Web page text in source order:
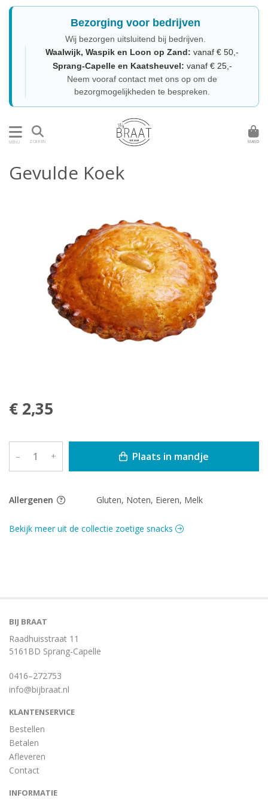
Bezorging voor bedrijven
Wij bezorgen uitsluitend bij bedrijven.
Waalwijk, Waspik en Loon op Zand: vanaf € 50,-
Sprang-Capelle en Kaatsheuvel: vanaf € 25,-
Neem vooraf contact met ons op om de
bezorgmogelijkheden te bespreken.
MENU ZOEKEN MAND
Gevulde Koek
€ 2,35
– + Plaats in mandje
Allergenen Gluten, Noten, Eieren, Melk
Bekijk meer uit de collectie zoetige snacks
BIJ BRAAT
Raadhuisstraat 11
5161BD Sprang-Capelle
0416–272753
info@bijbraat.nl
KLANTENSERVICE
Bestellen
Betalen
Afleveren
Contact
INFORMATIE